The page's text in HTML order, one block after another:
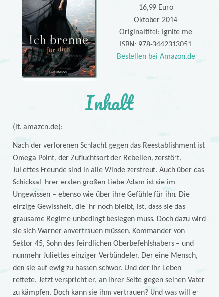
16,99 Euro
Oktober 2014
Originaltitel: Ignite me
ISBN: 978-3442313051
Bestellen bei Amazon.de
Inhalt
(lt. amazon.de):
Nach der verlorenen Schlacht gegen das Reestablishment ist
Omega Point, der Zufluchtsort der Rebellen, zerstört,
Juliettes Freunde sind in alle Winde zerstreut. Auch über das
Schicksal ihrer ersten großen Liebe Adam ist sie im
Ungewissen – ebenso wie über ihre Gefühle für ihn. Die
einzige Gewissheit, die ihr noch bleibt, ist, dass sie das
grausame Regime unbedingt besiegen muss. Doch dazu wird
sie sich Warner anvertrauen müssen, Kommander von
Sektor 45, Sohn des feindlichen Oberbefehlshabers – und
nunmehr Juliettes einziger Verbündeter. Der eine Mensch,
den sie auf ewig zu hassen schwor. Und der ihr Leben
rettete. Jetzt verspricht er, an ihrer Seite gegen seinen Vater
zu kämpfen. Doch kann sie ihm vertrauen? Und was will er